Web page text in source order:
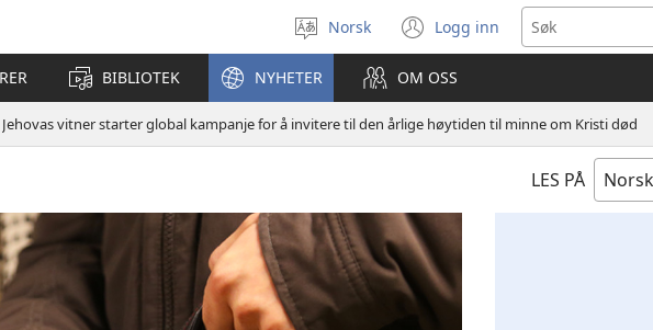
Velg
språk
Norsk Logg inn
(åpner
nytt
vindu)
BIBLIOTEK NYHETER OM OSS
Jehovas vitner starter global kampanje for å invitere til den årlige høytiden til minne om Kristi død
LES PÅ